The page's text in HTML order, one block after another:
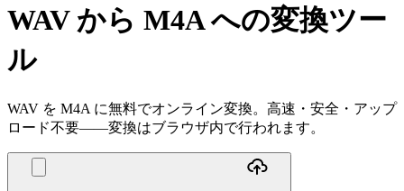
WAV から M4A への変換ツー
ル
WAV を M4A に無料でオンライン変換。高速・安全・アップ
ロード不要——変換はブラウザ内で行われます。